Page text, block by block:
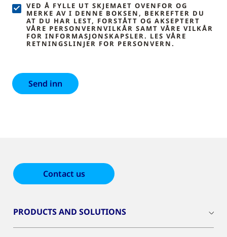
VED Å FYLLE UT SKJEMAET OVENFOR OG
MERKE AV I DENNE BOKSEN, BEKREFTER DU
AT DU HAR LEST, FORSTÅTT OG AKSEPTERT
VÅRE PERSONVERNVILKÅR SAMT VÅRE VILKÅR
FOR INFORMASJONSKAPSLER. LES VÅRE
RETNINGSLINJER FOR PERSONVERN.
Contact us
PRODUCTS AND SOLUTIONS